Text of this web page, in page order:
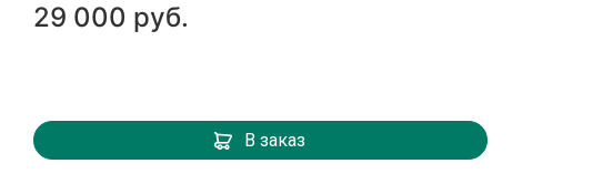
29 000 руб.
В заказ